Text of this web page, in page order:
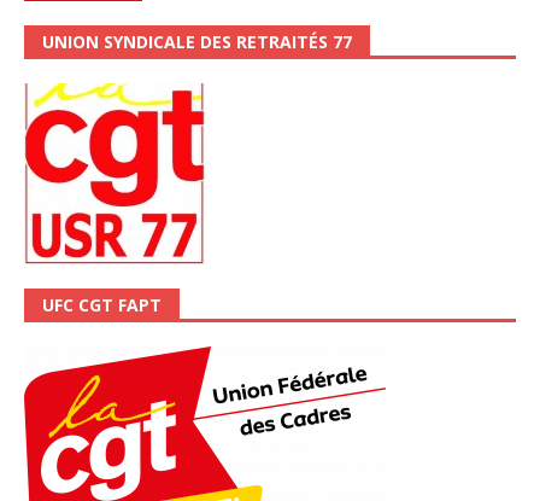
UNION SYNDICALE DES RETRAITÉS 77
UFC CGT FAPT